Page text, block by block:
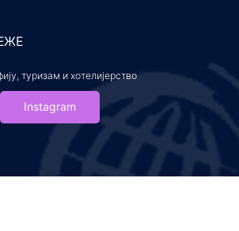
туризам и хотелијерство
Instagram